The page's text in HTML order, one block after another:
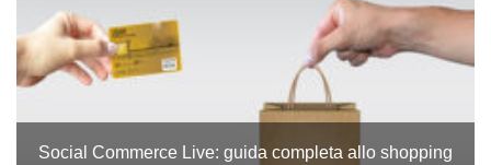
Social Commerce Live: guida completa allo shopping